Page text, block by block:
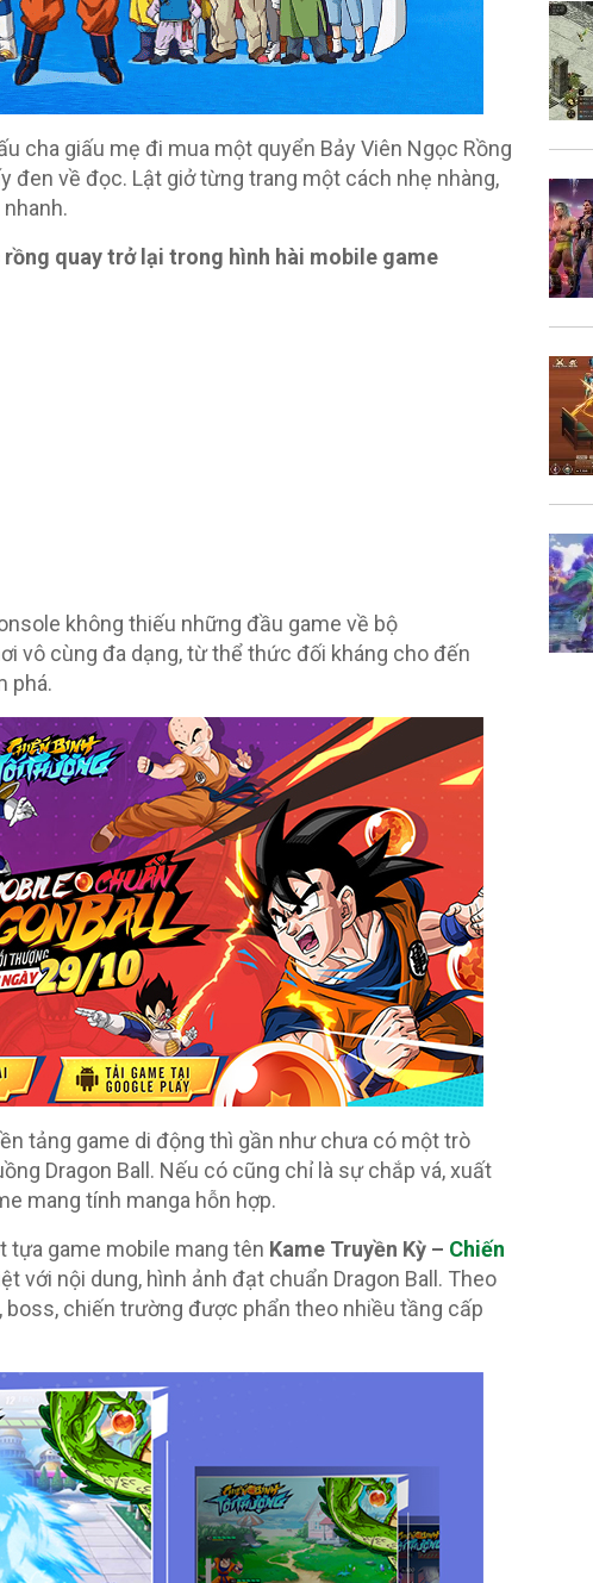
cha giấu mẹ đi mua một quyển Bảy Viên Ngọc Rồng
đen về đọc. Lật giở từng trang một cách nhẹ nhàng,
quay trở lại trong hình hài mobile game
không thiếu những đầu game về bộ
vô cùng đa dạng, từ thể thức đối kháng cho đến
phá.
tảng game di động thì gần như chưa có một trò
Dragon Ball. Nếu có cũng chỉ là sự chắp vá, xuất
mang tính manga hỗn hợp.
tựa game mobile mang tên Kame Truyền Kỳ – Chiến
với nội dung, hình ảnh đạt chuẩn Dragon Ball. Theo
chiến trường được phẩn theo nhiều tầng cấp